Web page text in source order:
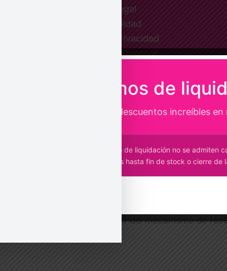
Aviso legal
Accesibilidad
Política de privacidad
Políticas de compras
Copyright © 2026 Le Petit Rue | Diseño y desarrollo dei4life
Financiado por la Unión Europea con el
¡Estamos de
Disfruta de descuentos increíbles
Durante el plazo de liquidación no se admiten
canjear tus vales hasta fin de stock o cierre de